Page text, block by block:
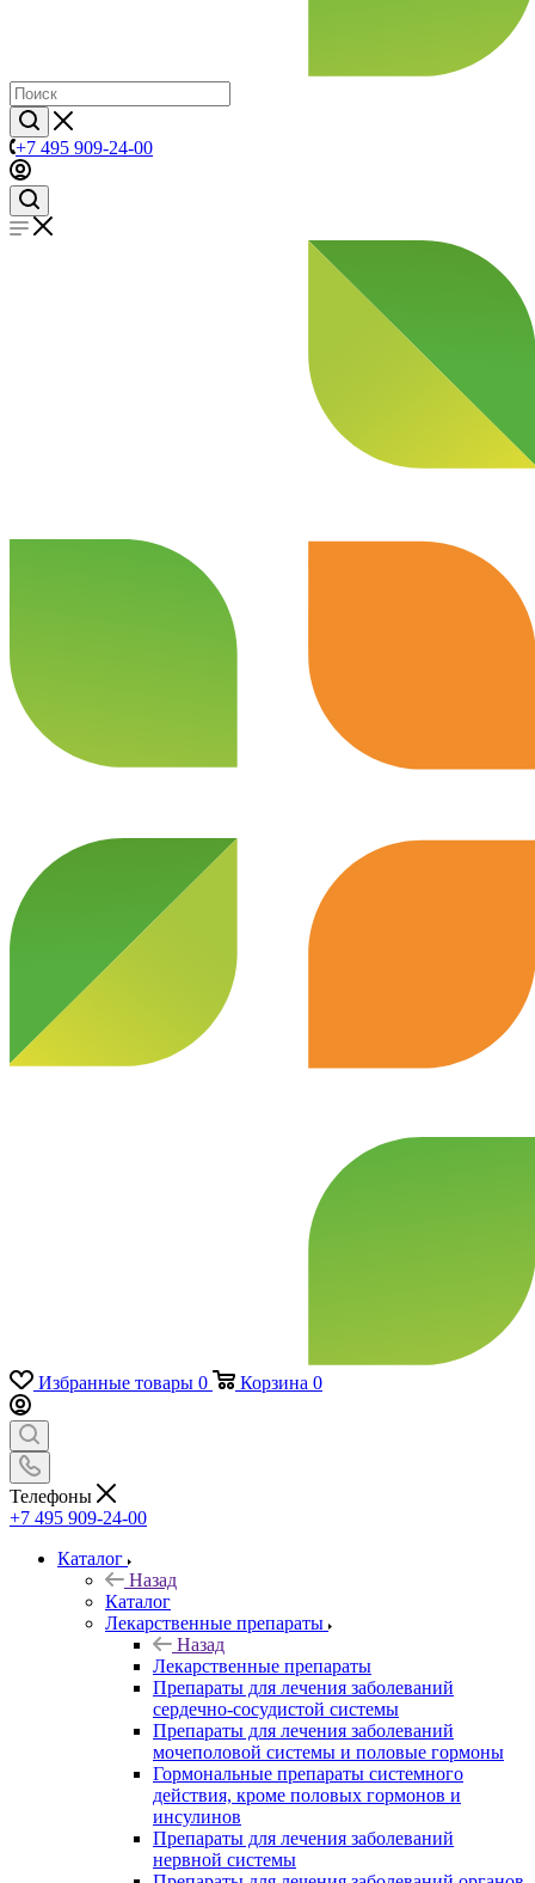
+7 495 909-24-00
Избранные товары 0 Корзина 0
Телефоны
+7 495 909-24-00
Каталог
Назад
Каталог
Лекарственные препараты
Назад
Лекарственные препараты
Препараты для лечения заболеваний
сердечно-сосудистой системы
Препараты для лечения заболеваний
мочеполовой системы и половые гормоны
Гормональные препараты системного
действия, кроме половых гормонов и
инсулинов
Препараты для лечения заболеваний
нервной системы